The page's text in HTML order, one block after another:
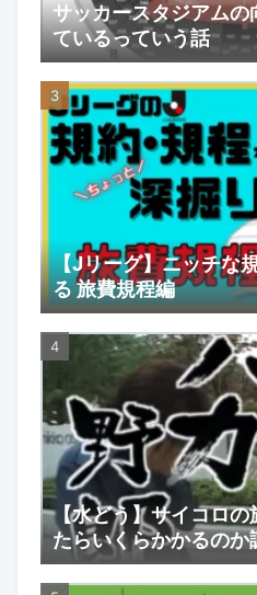
サッカースタジアム
ているっていう話
【Jリーグ】ニッチな
る 旅費規程編
【水どう】サイコロの
たらいくらかかるのか